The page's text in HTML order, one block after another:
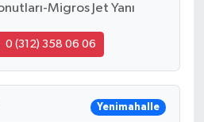
Migros Jet Yanı
0 (312) 358 06 06
Yenimahalle